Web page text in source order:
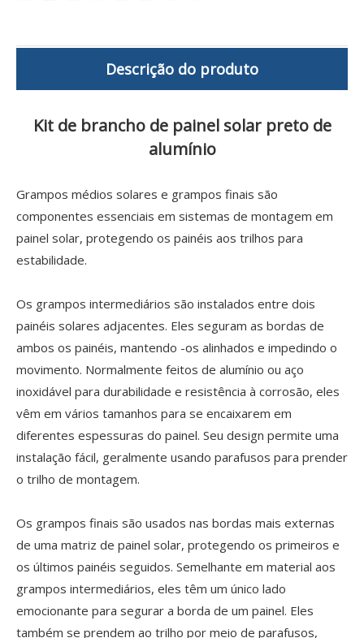
Descrição do produto
Kit de brancho de painel solar preto de
alumínio
Grampos médios solares e grampos finais são
componentes essenciais em sistemas de montagem em
painel solar, protegendo os painéis aos trilhos para
estabilidade.
Os grampos intermediários são instalados entre dois
painéis solares adjacentes. Eles seguram as bordas de
ambos os painéis, mantendo -os alinhados e impedindo o
movimento. Normalmente feitos de alumínio ou aço
inoxidável para durabilidade e resistência à corrosão, eles
vêm em vários tamanhos para se encaixarem em
diferentes espessuras do painel. Seu design permite uma
instalação fácil, geralmente usando parafusos para prender
o trilho de montagem.
Os grampos finais são usados ​​nas bordas mais externas
de uma matriz de painel solar, protegendo os primeiros e
os últimos painéis seguidos. Semelhante em material aos
grampos intermediários, eles têm um único lado
emocionante para segurar a borda de um painel. Eles
também se prendem ao trilho por meio de parafusos,